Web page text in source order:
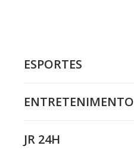
ESPORTES
ENTRETENIMENTO
JR 24H